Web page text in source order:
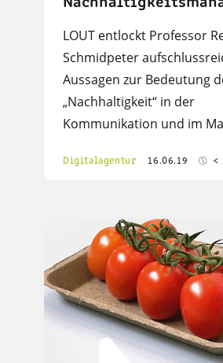
LOUT entlockt Professor
Schmidpeter
Aussagen zur Bedeutung
„Nachhaltigkeit“ in der
Kommunikation und im
Digitalagentur 16.06.19 <